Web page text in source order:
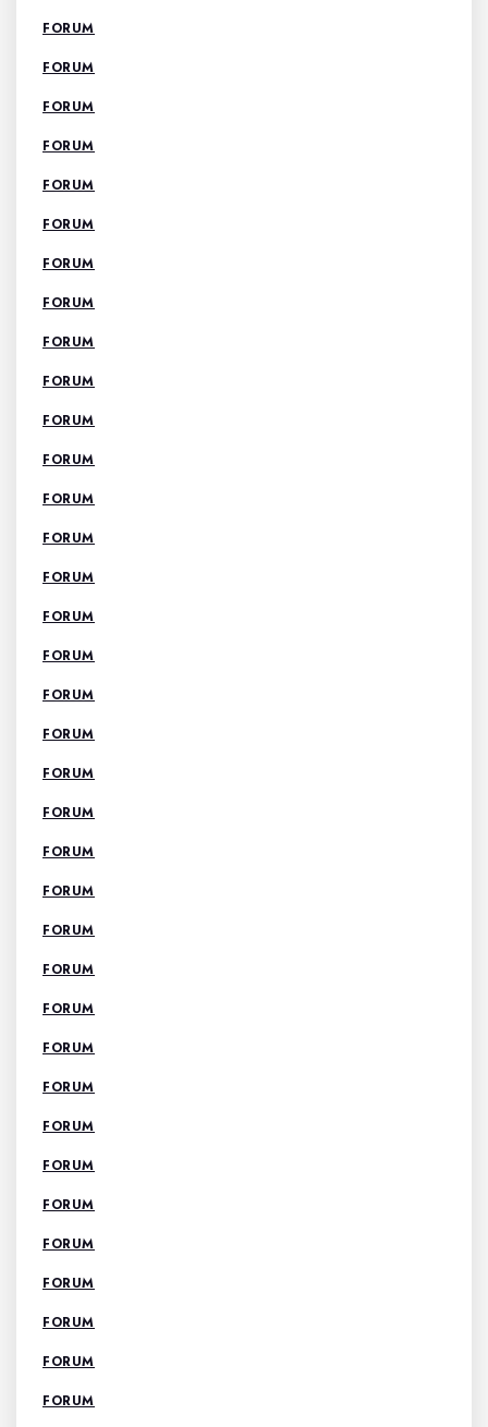
FORUM
FORUM
FORUM
FORUM
FORUM
FORUM
FORUM
FORUM
FORUM
FORUM
FORUM
FORUM
FORUM
FORUM
FORUM
FORUM
FORUM
FORUM
FORUM
FORUM
FORUM
FORUM
FORUM
FORUM
FORUM
FORUM
FORUM
FORUM
FORUM
FORUM
FORUM
FORUM
FORUM
FORUM
FORUM
FORUM